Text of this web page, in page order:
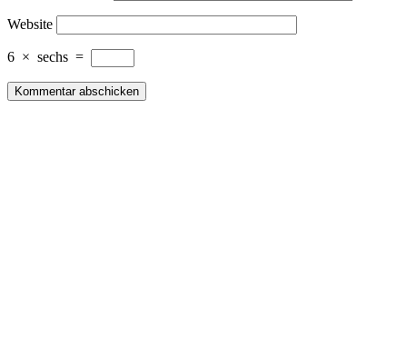
Website
6 × sechs =